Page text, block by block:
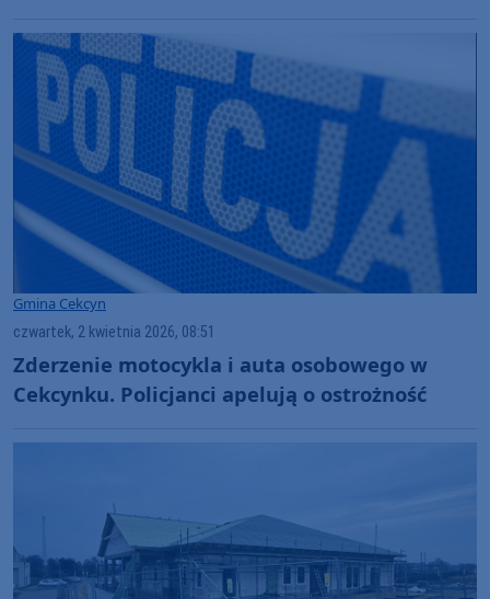
Gmina Cekcyn
czwartek, 2 kwietnia 2026, 08:51
Zderzenie motocykla i auta osobowego w
Cekcynku. Policjanci apelują o ostrożność